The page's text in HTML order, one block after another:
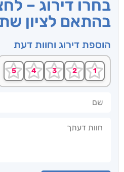
בחרו דירוג –
בהתאם לציון
הוספת דירוג וחוות דעת